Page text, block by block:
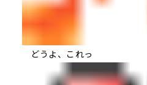
どうよ、これっ